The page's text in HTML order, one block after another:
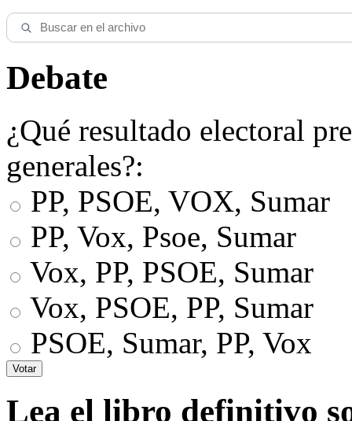
Debate
¿Qué resultado electoral
generales?:
PP, PSOE, VOX, Sumar
PP, Vox, Psoe, Sumar
Vox, PP, PSOE, Sumar
Vox, PSOE, PP, Sumar
PSOE, Sumar, PP, Vox
Lea el libro definitivo